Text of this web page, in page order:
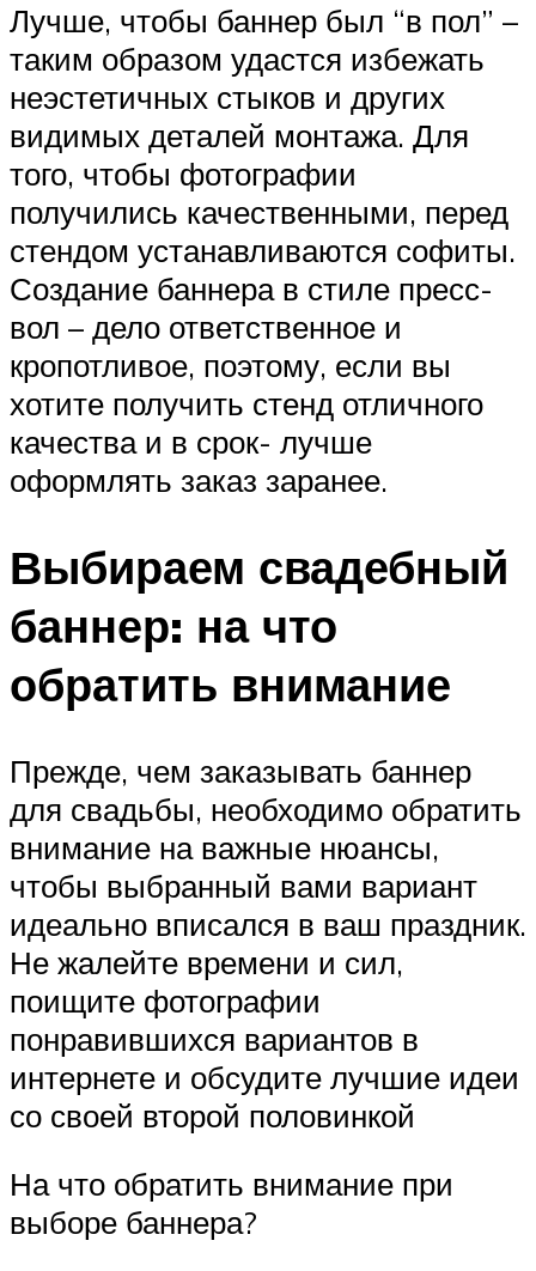
Лучше, чтобы баннер был “в пол” –
таким образом удастся избежать
неэстетичных стыков и других
видимых деталей монтажа. Для
того, чтобы фотографии
получились качественными, перед
стендом устанавливаются софиты.
Создание баннера в стиле пресс-
вол – дело ответственное и
кропотливое, поэтому, если вы
хотите получить стенд отличного
качества и в срок- лучше
оформлять заказ заранее.
Выбираем свадебный
баннер: на что
обратить внимание
Прежде, чем заказывать баннер
для свадьбы, необходимо обратить
внимание на важные нюансы,
чтобы выбранный вами вариант
идеально вписался в ваш праздник.
Не жалейте времени и сил,
поищите фотографии
понравившихся вариантов в
интернете и обсудите лучшие идеи
со своей второй половинкой
На что обратить внимание при
выборе баннера?